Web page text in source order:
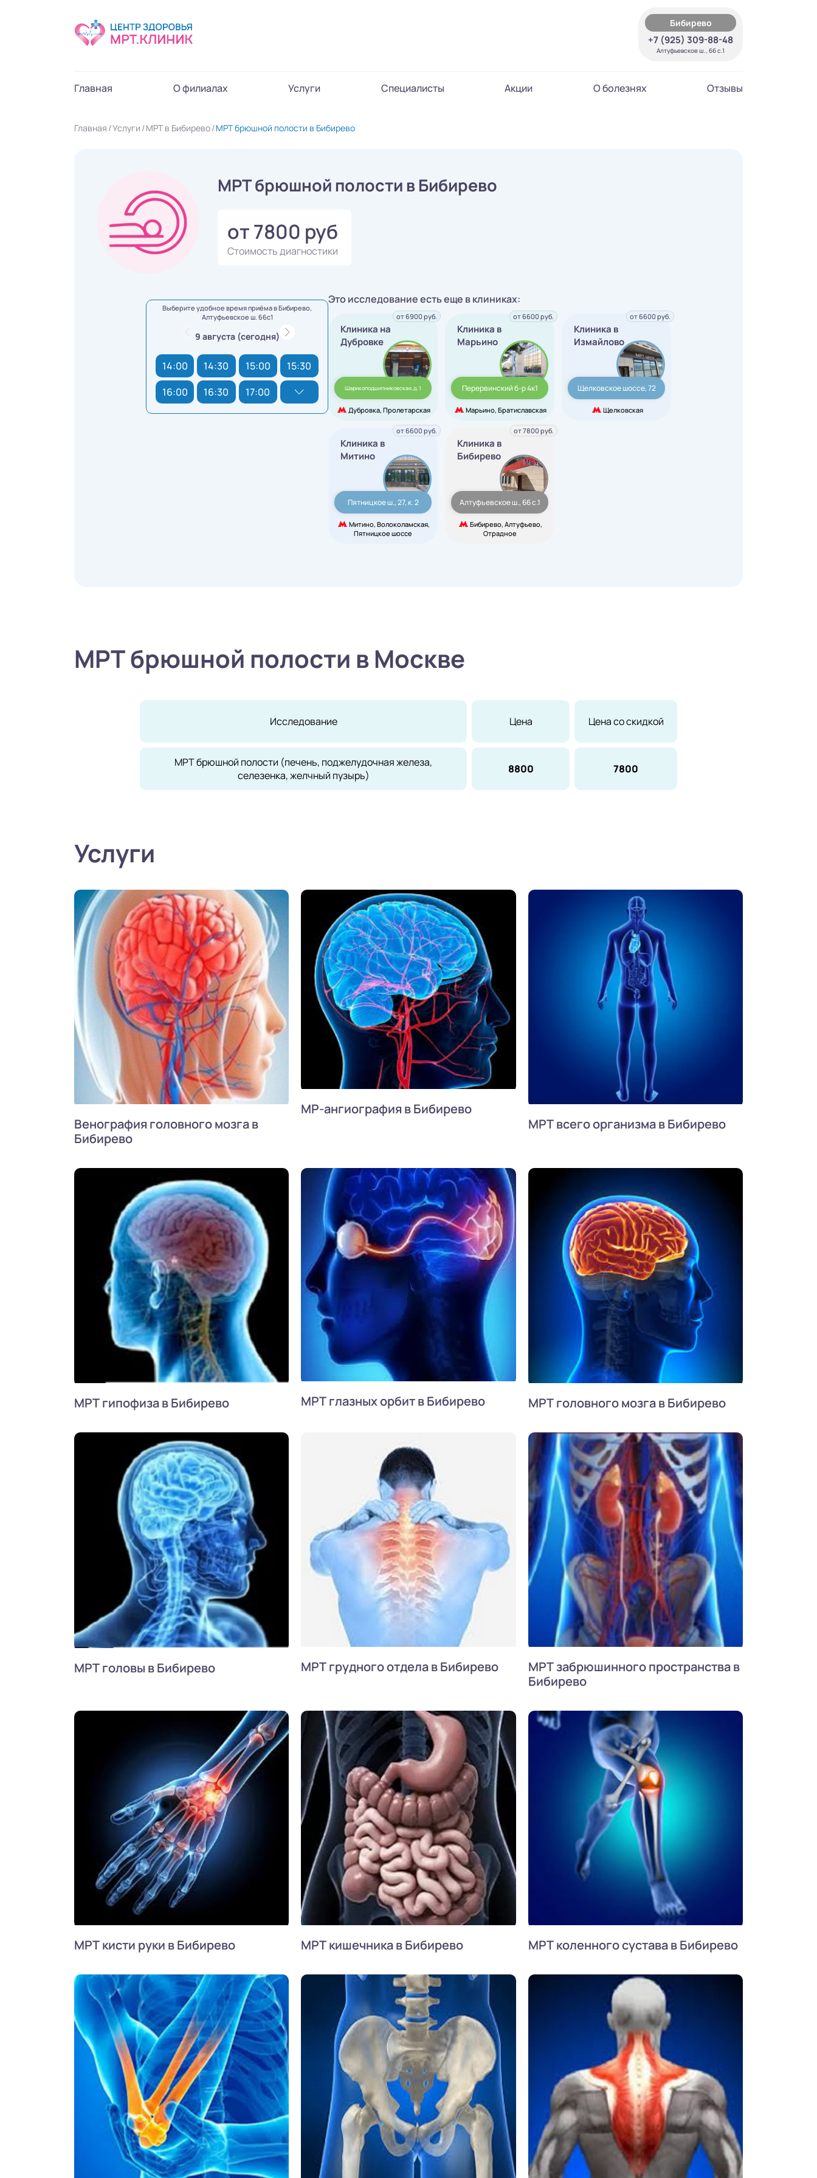
Бибирево
+7 (925) 309-88-48
Алтуфьевское ш., 66 с.1
Главная О филиалах Услуги Специалисты Акции О болезнях Отзывы
Главная Услуги МРТ в Бибирево МРТ брюшной полости в Бибирево
МРТ брюшной полости в Бибирево
от 7800 руб
Стоимость диагностики
Выберите удобное время приёма в Бибирево,
Алтуфьевское ш. 66с1
9 августа (сегодня)
14:00 14:30 15:00
15:30
16:00
16:30 17:00
Это исследование есть еще в клиниках:
Клиника на
Дубровке
Шарикоподшипниковская,д. 1
Дубровка, Пролетарская
от 6900 руб.
Клиника в
Марьино
Перервинский б-р 4к1
Марьино, Братиславская
от 6600 руб.
Клиника в
Измайлово
Щелковское шоссе, 72
Щелковская
от 6600 руб.
Клиника в
Митино
Пятницкое ш., 27, к. 2
Митино, Волоколамская,
Пятницкое шоссе
от 6600 руб.
Клиника в
Бибирево
Алтуфьевское ш., 66 с.1
Бибирево, Алтуфьево,
Отрадное
от 7800 руб.
МРТ брюшной полости в Москве
Исследование Цена Цена со скидкой
МРТ брюшной полости (печень, поджелудочная железа,
селезенка, желчный пузырь)
8800 7800
Услуги
Венография головного мозга в
Бибирево
МР-ангиография в Бибирево
МРТ всего организма в Бибирево
МРТ гипофиза в Бибирево МРТ глазных орбит в Бибирево МРТ головного мозга в Бибирево
МРТ головы в Бибирево МРТ грудного отдела в Бибирево
МРТ забрюшинного пространства в
Бибирево
МРТ кисти руки в Бибирево МРТ кишечника в Бибирево МРТ коленного сустава в Бибирево